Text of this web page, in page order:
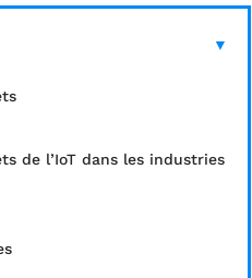
de l’IoT dans les industries